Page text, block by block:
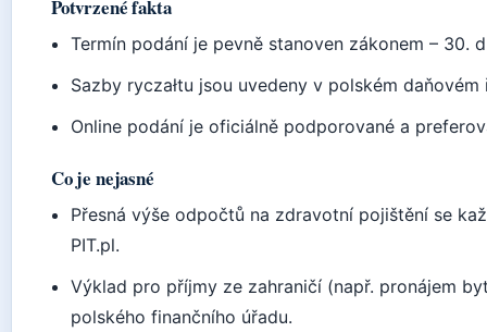
Potvrzené fakta
Termín podání je pevně stanoven zákonem – 30.
Sazby ryczałtu jsou uvedeny v polském
Online podání je oficiálně podporované a
Co je nejasné
Přesná výše odpočtů na zdravotní pojištění se
PIT.pl.
Výklad pro příjmy ze zahraničí (např. pronájem
polského finančního úřadu.